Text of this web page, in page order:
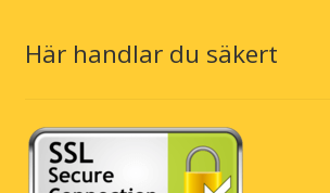
Här handlar du säkert